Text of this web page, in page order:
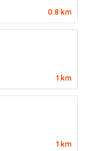
0.8 km
1 km
1 km